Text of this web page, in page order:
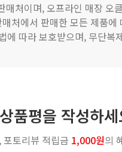
매처이며, 오프라인 매장 오
처에서 판매한 모든 제품
에 따라 보호받으며, 무단복
품평을 작성하
, 포토리뷰 적립금 1,000원의